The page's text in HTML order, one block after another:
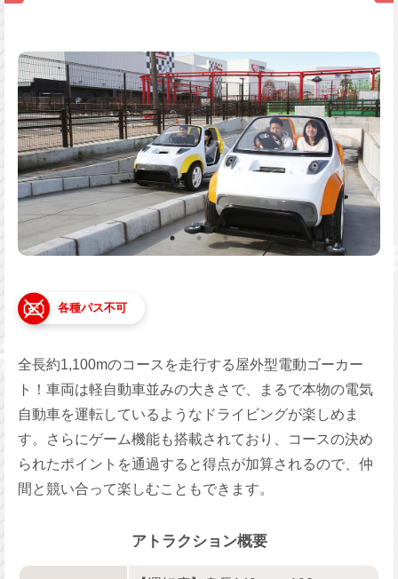
各種パス不可
全長約1,100mのコースを走行する屋外型電動ゴーカー
ト！車両は軽自動車並みの大きさで、まるで本物の電気
自動車を運転しているようなドライビングが楽しめま
す。さらにゲーム機能も搭載されており、コースの決め
られたポイントを通過すると得点が加算されるので、仲
間と競い合って楽しむこともできます。
アトラクション概要